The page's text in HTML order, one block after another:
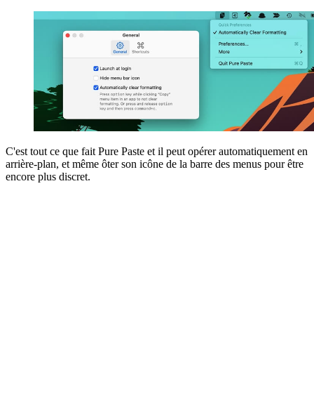
C'est tout ce que fait Pure Paste et il peut opérer automatiquement en
arrière-plan, et même ôter son icône de la barre des menus pour être
encore plus discret.